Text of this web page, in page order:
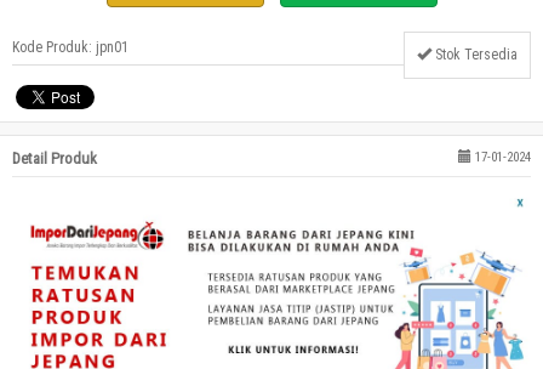
Kode Produk: jpn01 Stok Tersedia
Detail Produk 17-01-2024